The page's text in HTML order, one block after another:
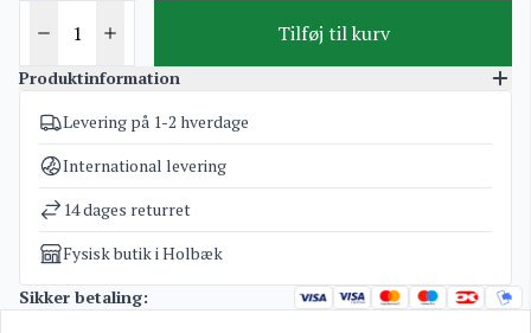
Tilføj til kurv
Produktinformation
Varenummer
3880
Kategorier
Rum - Limited Batch Series
Vægt
2 kg
Levering på 1-2 hverdage
International levering
14 dages returret
Fysisk butik i Holbæk
Sikker betaling: